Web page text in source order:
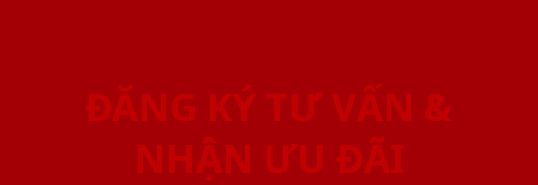
ĐĂNG KÝ TƯ VẤN &
NHẬN ƯU ĐÃI